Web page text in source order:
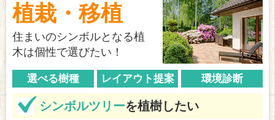
植栽・移植
住まいのシンボルとなる植
木は個性で選びたい！
選べる樹種 レイアウト提案 環境診断
シンボルツリーを植樹したい